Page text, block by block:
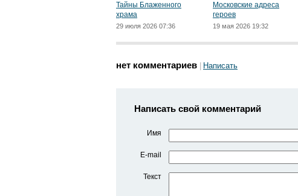
Тайны Блаженного
храма
29 июля 2026 07:36
Московские адреса
героев
19 мая 2026 19:32
нет комментариев Написать
Написать свой комментарий
Имя
E-mail
Текст